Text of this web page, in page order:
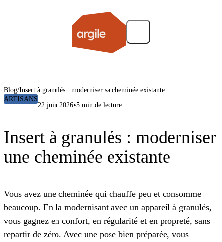
Blog/Insert à granulés : moderniser sa cheminée existante
ARTISANS
22 juin 2026•5 min de lecture
Insert à granulés : moderniser
une cheminée existante
Vous avez une cheminée qui chauffe peu et consomme
beaucoup. En la modernisant avec un appareil à granulés,
vous gagnez en confort, en régularité et en propreté, sans
repartir de zéro. Avec une pose bien préparée, vous